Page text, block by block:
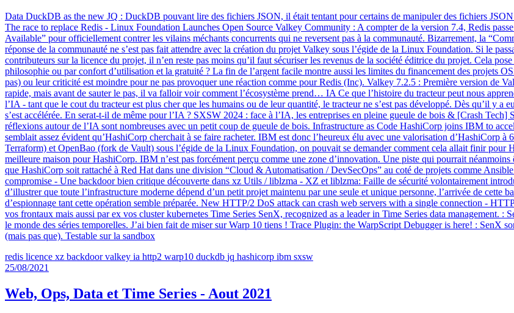
Data DuckDB as the new JQ : DuckDB pouvant lire des fichiers JSON, il était tentant pour certains de manipuler des fichiers
The race to replace Redis - Linux Foundation Launches Open Source Valkey Community : A compter de la version 7.4, Redis
Available” pour officiellement contrer les vilains méchants concurrents qui ne reversent pas à la communauté. Bizarrement, la
réponse de la communauté ne s’est pas fait attendre avec la création du projet Valkey sous l’égide de la Linux Foundation. Si le
contributeurs sur la licence du projet, il n’en reste pas moins qu’il faut sécuriser les revenus de la société éditrice du projet. Cela
philosophie ou par confort d’utilisation et la gratuité ? La fin de l’argent facile montre aussi les limites du financement des projets
pas) ou leur criticité est moindre pour ne pas provoquer une réaction comme pour Redis (Inc). Valkey 7.2.5 : Première version de
rapide, mais avant de sauter le pas, il va falloir voir comment l’écosystème prend… IA Ce que l’histoire du tracteur peut nous
l’IA - tant que le cout du tracteur est plus cher que les humains ou de leur quantité, le tracteur ne s’est pas développé. Dès qu’il y a
s’est accélérée. En serat-t-il de même pour l’IA ? SXSW 2024 : face à l’IA, les entreprises en pleine gueule de bois & [Crash
réflexions autour de l’IA sont nombreuses avec un petit coup de gueule de bois. Infrastructure as Code HashiCorp joins IBM to
semblait assez évident qu’HashiCorp cherchait à se faire racheter. IBM est donc l’heureux élu avec une valorisation d’HashiCorp
Terraform) et OpenBao (fork de Vault) sous l’égide de la Linux Foundation, on pouvait se demander comment cela allait finir pour
meilleure maison pour HashiCorp. IBM n’est pas forcément perçu comme une zone d’innovation. Une piste qui pourrait
que HashiCorp soit rattaché à Red Hat dans une division “Cloud & Automatisation / DevSecOps” au coté de projets comme
compromise - Une backdoor bien critique découverte dans xz Utils / liblzma - XZ et liblzma: Faille de sécurité volontairement
d’illustrer que toute l’infrastructure moderne dépend d’un petit projet maintenu par une seule et unique personne, l’arrivée de cette
d’espionnage tant cette opération semble préparée. New HTTP/2 DoS attack can crash web servers with a single connection -
vos frontaux mais aussi par ex vos cluster kubernetes Time Series SenX, recognized as a leader in Time Series data management.
le monde des séries temporelles. J’ai bien fait de miser sur Warp 10 tiens ! Trace Plugin: the WarpScript Debugger is here! : SenX
(mais pas que). Testable sur la sandbox
redis licence xz backdoor valkey ia http2 warp10 duckdb jq hashicorp ibm sxsw
25/08/2021
Web, Ops, Data et Time Series - Aout 2021